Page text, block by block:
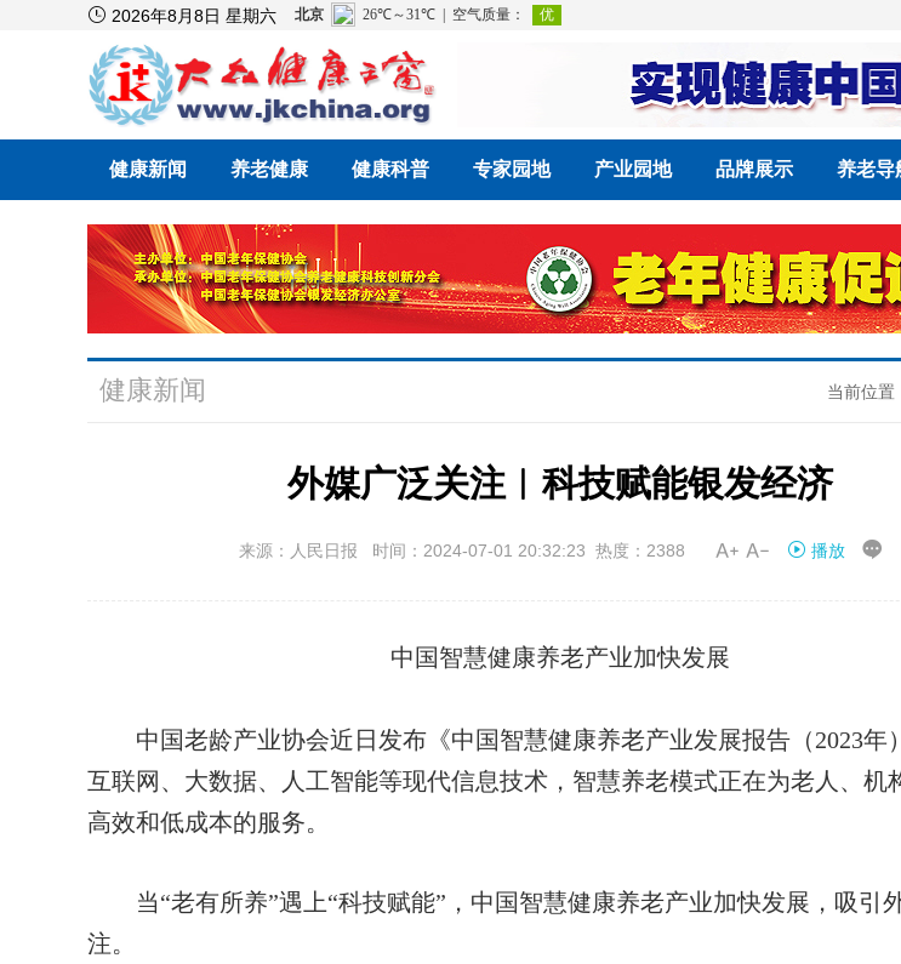
 2026年8月8日 星期六
健康新闻 养老健康 健康科普 专家园地 产业园地 品牌展示 养老导
健康新闻 当前位置
外媒广泛关注︱科技赋能银发经济
来源：人民日报 时间：2024-07-01 20:32:23 热度：2388  播放 
中国智慧健康养老产业加快发展
中国老龄产业协会近日发布《中国智慧健康养老产业发展报告（2023年
互联网、大数据、人工智能等现代信息技术，智慧养老模式正在为老人、机
高效和低成本的服务。
当“老有所养”遇上“科技赋能”，中国智慧健康养老产业加快发展，吸引
注。